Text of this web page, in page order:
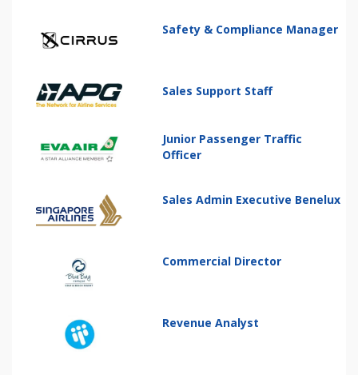
Safety & Compliance Manager
Sales Support Staff
Junior Passenger Traffic
Officer
Sales Admin Executive Benelux
Commercial Director
Revenue Analyst